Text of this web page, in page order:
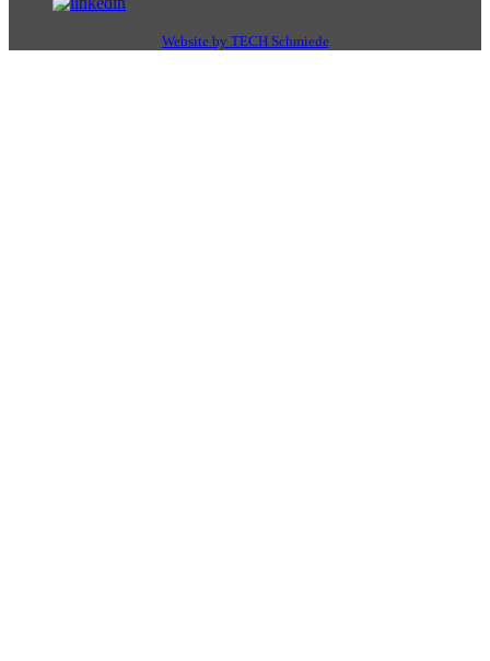
Website by TECH Schmiede